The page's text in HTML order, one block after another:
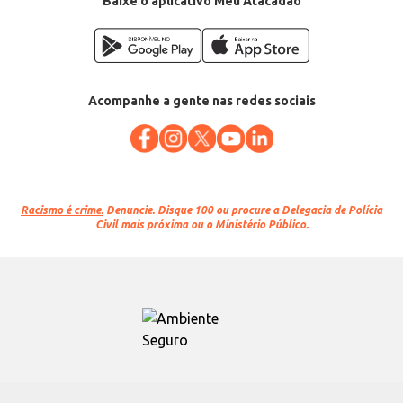
Acompanhe a gente nas redes sociais
Racismo é crime. Denuncie. Disque 100 ou procure a Delegacia de Polícia
Civil mais próxima ou o Ministério Público.